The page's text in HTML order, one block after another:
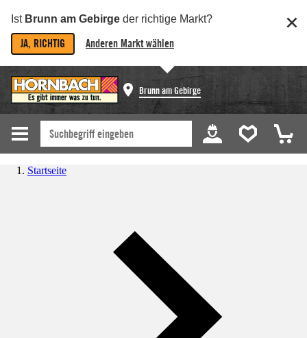
Ist Brunn am Gebirge der richtige Markt?
JA, RICHTIG Anderen Markt wählen
Brunn am Gebirge
Startseite